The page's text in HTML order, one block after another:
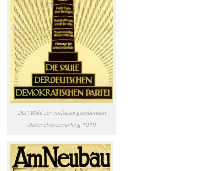
DDP, Wahl zur verfassungsgebenden
Nationalversammlung 1919